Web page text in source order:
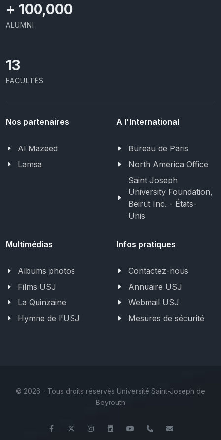
+ 100,000
ALUMNI
13
FACULTÉS
Nos partenaires
Al Mazeed
Lamsa
A l'International
Bureau de Paris
North America Office
Saint Joseph
University Foundation,
Beirut Inc. - États-
Unis
Multimédias
Albums photos
Films USJ
La Quinzaine
Hymne de l'USJ
Infos pratiques
Contactez-nous
Annuaire USJ
Webmail USJ
Mesures de sécurité
© 2026 - Tous droits réservés Université Saint-Joseph de
Beyrouth
FacebookTwitter InstagramLinkedInYouTube+961 (1) 421 644